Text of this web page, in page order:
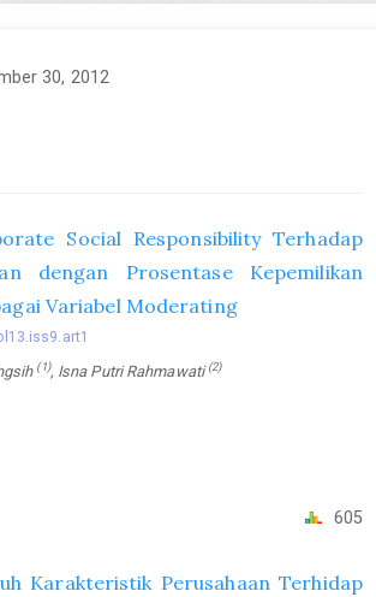
30, 2012
Social Responsibility Terhadap
dengan Prosentase Kepemilikan
Variabel Moderating
(1), Isna Putri Rahmawati(2)
605
Karakteristik Perusahaan Terhidap